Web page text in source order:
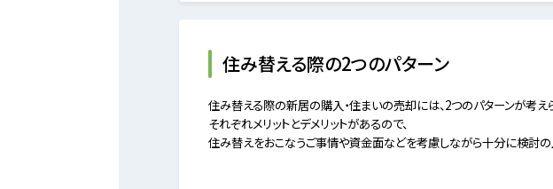
住み替える際の2つのパターン
住み替える際の新居の購入・住まいの売却には、2つのパターンが考え
それぞれメリットとデメリットがあるので、
住み替えをおこなうご事情や資金面などを考慮しながら十分に検討の